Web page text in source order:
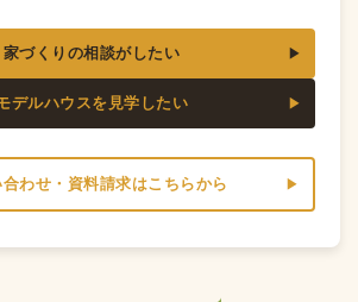
家づくりの相談がしたい
デルハウスを見学したい
わせ・資料請求はこちらから